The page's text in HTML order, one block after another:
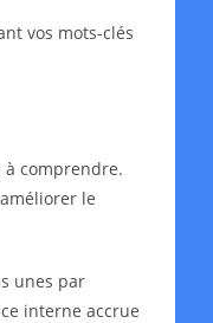
vos mots-clés
à comprendre.
le
unes par
interne accrue